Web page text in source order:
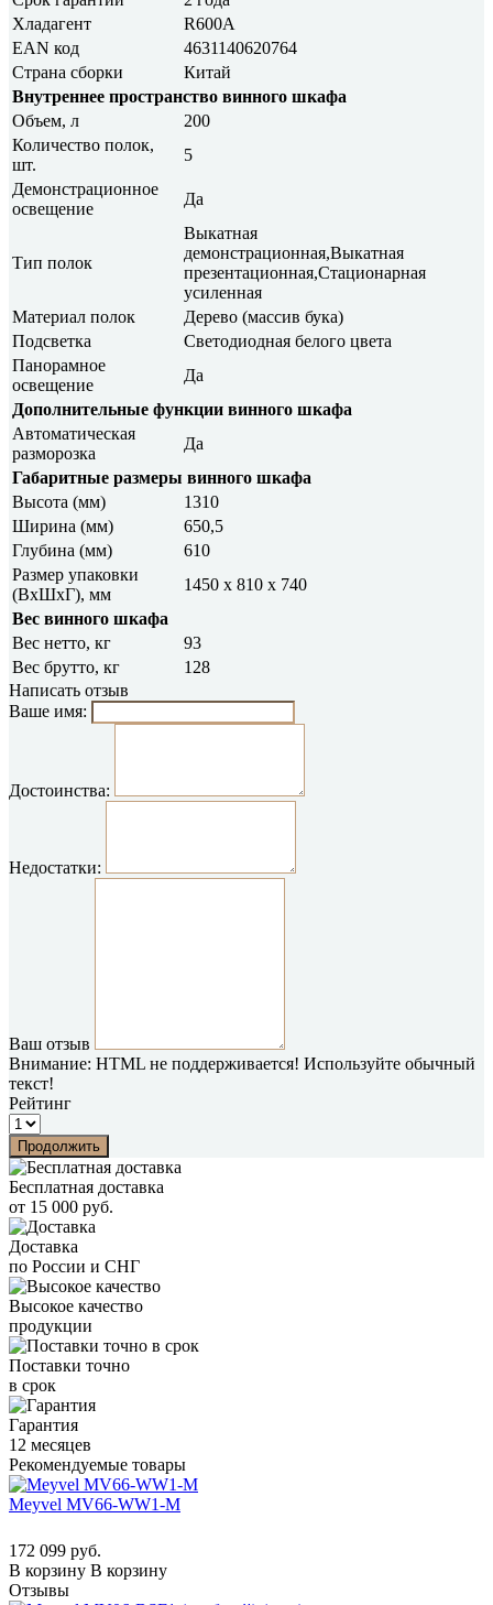
Хладагент
R600A
EAN код
4631140620764
Страна сборки
Китай
Внутреннее пространство винного шкафа
Объем, л
200
Количество полок,
шт.
5
Демонстрационное
освещение
Да
Тип полок
Выкатная
демонстрационная,Выкатная
презентационная,Стационарная
усиленная
Материал полок
Дерево (массив бука)
Подсветка
Светодиодная белого цвета
Панорамное
освещение
Да
Дополнительные функции винного шкафа
Автоматическая
разморозка
Да
Габаритные размеры винного шкафа
Высота (мм)
1310
Ширина (мм)
650,5
Глубина (мм)
610
Размер упаковки
(ВxШxГ), мм
1450 х 810 х 740
Вес винного шкафа
Вес нетто, кг
93
Вес брутто, кг
128
Написать отзыв
Ваше имя:
Достоинства:
Недостатки:
Ваш отзыв
Внимание: HTML не поддерживается! Используйте обычный
текст!
Рейтинг
Продолжить
Бесплатная доставка
от 15 000 руб.
Доставка
по России и СНГ
Высокое качество
продукции
Поставки точно
в срок
Гарантия
12 месяцев
Рекомендуемые товары
Meyvel MV66-WW1-M
172 099 руб.
В корзину В корзину
Отзывы